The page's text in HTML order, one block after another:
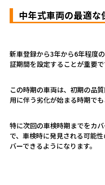
中年式車両の最適な
新車登録から3年から6年程度
証期間を設定することが重要で
この時期の車両は、初期の品
用に伴う劣化が始まる時期でも
特に次回の車検時期までをカ
で、車検時に発見される可能
バーできるようになります。